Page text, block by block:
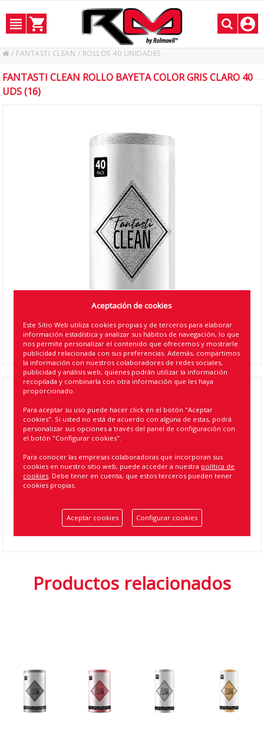
/ FANTASTI CLEAN / ROLLOS 40 UNIDADES
FANTASTI CLEAN ROLLO BAYETA COLOR GRIS CLARO 40
UDS (16)
FANTASTI CLEAN ROLLO BAYETA COLOR GRIS
CLARO 40 UDS (16)
Referencia:MC-SLJ121240-GR
EAN13:8424099121330
Volver atrás
Productos relacionados
Aceptación de cookies
Este Sitio Web utiliza cookies propias y de terceros para elaborar
información estadística y analizar sus hábitos de navegación, lo que
nos permite personalizar el contenido que ofrecemos y mostrarle
publicidad relacionada con sus preferencias. Además, compartimos
la información con nuestros colaboradores de redes sociales,
publicidad y análisis web, quienes podrán utilizar la información
recopilada y combinarla con otra información que les haya
proporcionado.
Para aceptar su uso puede hacer click en el botón "Aceptar
cookies". Si usted no está de acuerdo con alguna de estas, podrá
personalizar sus opciones a través del panel de configuración con
el botón "Configurar cookies".
Para conocer las empresas colaboradoras que incorporan sus
cookies en nuestro sitio web, puede acceder a nuestra política de
cookies. Debe tener en cuenta, que estos terceros pueden tener
cookies propias.
Aceptar cookies Configurar cookies